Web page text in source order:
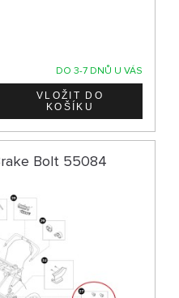
DO 3-7 DNŮ U VÁS
Bolt 55084